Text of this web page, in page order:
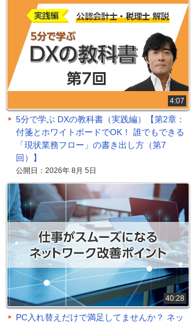
4:07
5分で学ぶ DXの教科書（実践編）【第2章：
付箋とホワイトボードでOK！ 誰でもできる
「現状業務フロー」の書き出し方（第7
回）】
公開日：2026年 8月 5日
40:28
PC入れ替えだけで満足してませんか？ ネッ